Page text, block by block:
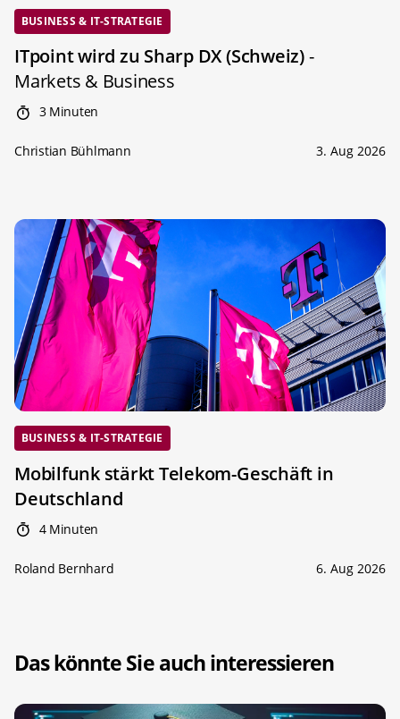
BUSINESS & IT-STRATEGIE
ITpoint wird zu Sharp DX (Schweiz)-
Markets & Business
3 Minuten
Christian Bühlmann 3. Aug 2026
BUSINESS & IT-STRATEGIE
Mobilfunk stärkt Telekom-Geschäft in
Deutschland
4 Minuten
Roland Bernhard 6. Aug 2026
Das könnte Sie auch interessieren